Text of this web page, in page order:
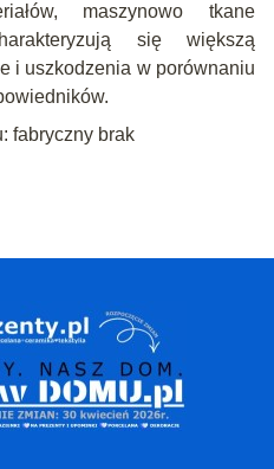
maszynowo tkane
się większą
i uszkodzenia w porównaniu
fabryczny brak